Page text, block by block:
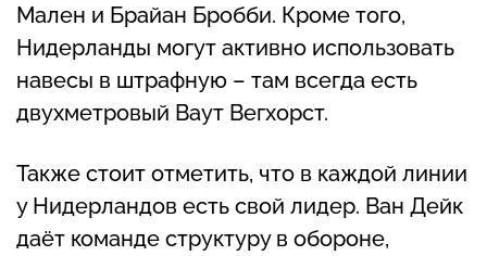
Мален и Брайан Бробби. Кроме того,
Нидерланды могут активно использовать
навесы в штрафную – там всегда есть
двухметровый Ваут Вегхорст.
Также стоит отметить, что в каждой линии
у Нидерландов есть свой лидер. Ван Дейк
даёт команде структуру в обороне,